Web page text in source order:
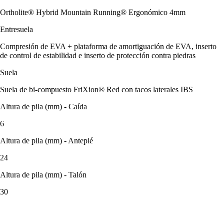
Ortholite® Hybrid Mountain Running® Ergonómico 4mm
Entresuela
Compresión de EVA + plataforma de amortiguación de EVA, inserto
de control de estabilidad e inserto de protección contra piedras
Suela
Suela de bi-compuesto FriXion® Red con tacos laterales IBS
Altura de pila (mm) - Caída
6
Altura de pila (mm) - Antepié
24
Altura de pila (mm) - Talón
30